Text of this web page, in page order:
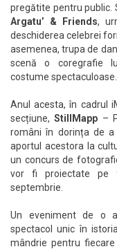
pregătite pentru public.
Argatu’ & Friends,
deschiderea celebrei
asemenea, trupa de
scenă o coregrafie
costume spectaculoase.
Anul acesta, în cadrul
secțiune,StillMapp –
români în dorința de
aportul acestora la
un concurs de
vor fi proiectate pe
septembrie.
Un eveniment de o
spectacol unic în
mândrie pentru